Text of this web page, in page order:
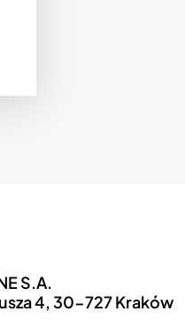
S.A.
4, 30-727 Kraków